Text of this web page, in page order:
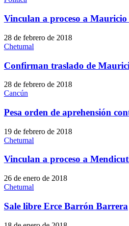
Vinculan a proceso a
28 de febrero de 2018
Chetumal
Confirman traslado de
28 de febrero de 2018
Cancún
Pesa orden de aprehensión
19 de febrero de 2018
Chetumal
Vinculan a proceso a
26 de enero de 2018
Chetumal
Sale libre Erce Barrón Barrera